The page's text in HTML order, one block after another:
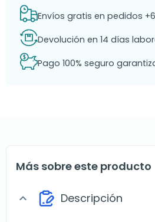
Envíos gratis en pedidos
Devolución en 14 días
Pago 100% seguro
Más sobre este producto
expand_more Descripción